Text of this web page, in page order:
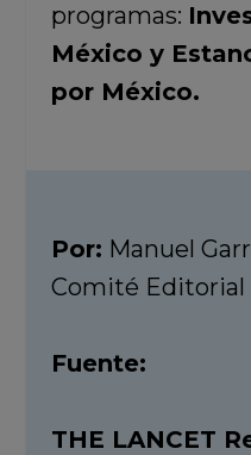
programas:
México y
por México.
Por: Manuel
Comité Editorial
Fuente:
THE LANCET